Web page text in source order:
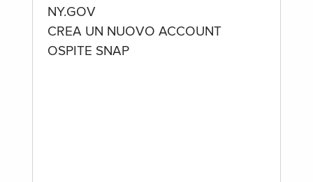
NY.GOV
CREA UN NUOVO ACCOUNT
OSPITE SNAP